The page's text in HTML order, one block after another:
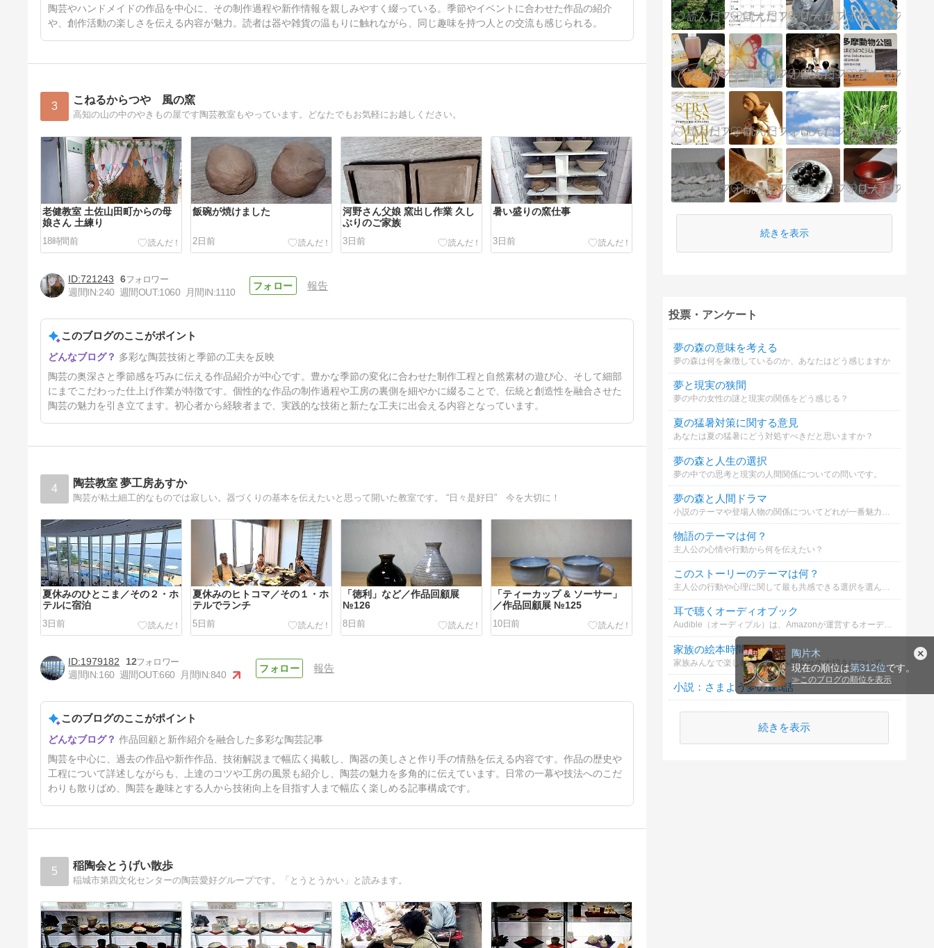
陶片木
現在の順位は第312位です。
≫ このブログの順位を表示
1年1ヶ月前
陶芸やハンドメイドの作品を中心に、その制作過程や新作情報を親しみやすく綴っている。季節やイベントに合わせた作品の紹介
や、創作活動の楽しさを伝える内容が魅力。読者は器や雑貨の温もりに触れながら、同じ趣味を持つ人との交流も感じられる。
3 こねるからつや 風の窯
高知の山の中のやきもの屋です陶芸教室もやっています。どなたでもお気軽にお越しください。
老健教室 土佐山田町からの母
娘さん 土練り
18時間前
飯碗が焼けました
2日前
河野さん父娘 窯出し作業 久し
ぶりのご家族
3日前
暑い盛りの窯仕事
3日前
土練り 幸地さん 水抜きの準備
4日前
721243
6
週間IN:240 週間OUT:1060 月間IN:1110
報告
このブログのここがポイント
多彩な陶芸技術と季節の工夫を反映
陶芸の奥深さと季節感を巧みに伝える作品紹介が中心です。豊かな季節の変化に合わせた制作工程と自然素材の遊び心、そして細部
にまでこだわった仕上げ作業が特徴です。個性的な作品の制作過程や工房の裏側を細やかに綴ることで、伝統と創造性を融合させた
陶芸の魅力を引き立てます。初心者から経験者まで、実践的な技術と新たな工夫に出会える内容となっています。
4 陶芸教室 夢工房あすか
陶芸が粘土細工的なものでは寂しい。器づくりの基本を伝えたいと思って開いた教室です。 “日々是好日” 今を大切に！
夏休みのひとこま／その２・ホ
テルに宿泊
3日前
夏休みのヒトコマ／その１・ホ
テルでランチ
5日前
「徳利」など／作品回顧展
№126
8日前
「ティーカップ & ソーサー」
／作品回顧展 №125
10日前
素敵な「マグカップ」／作品回
顧展 №124
13日前
1979182
12
週間IN:160 週間OUT:660 月間IN:840
報告
このブログのここがポイント
作品回顧と新作紹介を融合した多彩な陶芸記事
陶芸を中心に、過去の作品や新作作品、技術解説まで幅広く掲載し、陶器の美しさと作り手の情熱を伝える内容です。作品の歴史や
工程について詳述しながらも、上達のコツや工房の風景も紹介し、陶芸の魅力を多角的に伝えています。日常の一幕や技法へのこだ
わりも散りばめ、陶芸を趣味とする人から技術向上を目指す人まで幅広く楽しめる記事構成です。
5 稲陶会とうげい散歩
稲城市第四文化センターの陶芸愛好グループです。「とうとうかい」と読みます。
続きを表示
投票・アンケート
夢の森の意味を考える
夢の森は何を象徴しているのか、あなたはどう感じますか
夢と現実の狭間
夢の中の女性の謎と現実の関係をどう感じる？
夏の猛暑対策に関する意見
あなたは夏の猛暑にどう対処すべきだと思いますか？
夢の森と人生の選択
夢の中での思考と現実の人間関係についての問いです。
夢の森と人間ドラマ
物語のテーマは何？
主人公の心情や行動から何を伝えたい？
このストーリーのテーマは何？
主人公の行動や心理に関して最も共感できる選択を選んでください。
耳で聴くオーディオブック
Audible（オーディブル）は、Amazonが運営するオーディオブック・サービスです。プロのナレーターや人気声優が朗読してくれる本を、スマホやタブレットで気軽に「耳から」楽しめます。
家族の絵本時間の意義
家族みんなで楽しむ絵本と読み聞かせの大切さについてどう思いますか？
小説：さまよう夢の森5話
続きを表示